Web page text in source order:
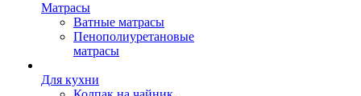
Матрасы
Ватные матрасы
Пенополиуретановые
матрасы
Для кухни